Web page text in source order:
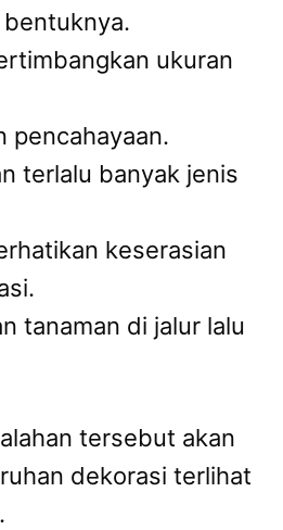
ukuran
pencahayaan.
terlalu banyak jenis
keserasian
tanaman di jalur lalu
tersebut akan
dekorasi terlihat